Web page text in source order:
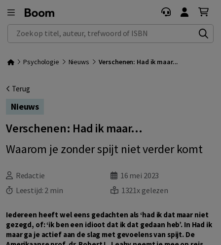
Zoek op titel, auteur, trefwoord of ISBN
Psychologie Nieuws Verschenen: Had ik maar...
Terug
Nieuws
Verschenen: Had ik maar...
Waarom je zonder spijt niet verder komt
Redactie
16 mei 2023
Leestijd: 2 min 1321x gelezen
Iedereen heeft wel eens gedachten als ‘had ik dat maar niet
gezegd, of: ‘ik ben een idioot dat ik dat gedaan heb’. In Had ik
maar ga je actief aan de slag met gevoelens van spijt. De